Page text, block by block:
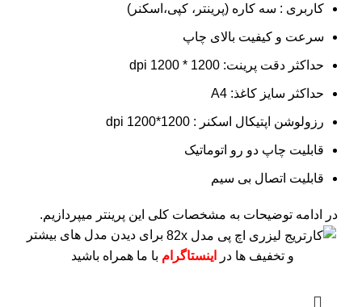
کاربری : سه کاره (پرینتر، کپی،اسکنر)
سرعت و کیفیت بالای چاپ
حداکثر دقت پرینت: 1200 * 1200 dpi
حداکثر سایز کاغذ: A4
رزولوشن اپتیکال اسکنر : 1200*1200 dpi
قابلیت چاپ دو رو اتوماتیک
قابلیت اتصال بی سیم
در ادامه توضیحات به مشخصات کلی این پرینتر میپردازیم.
برای دیدن مدل های بیشتر
و تخفیف ها در
اینستاگرام با ما همراه باشید